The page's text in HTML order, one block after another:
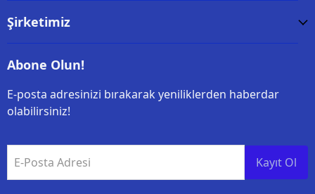
Şirketimiz
Abone Olun!
E-posta adresinizi bırakarak yeniliklerden haberdar
olabilirsiniz!
E-Posta Adresi Kayıt Ol